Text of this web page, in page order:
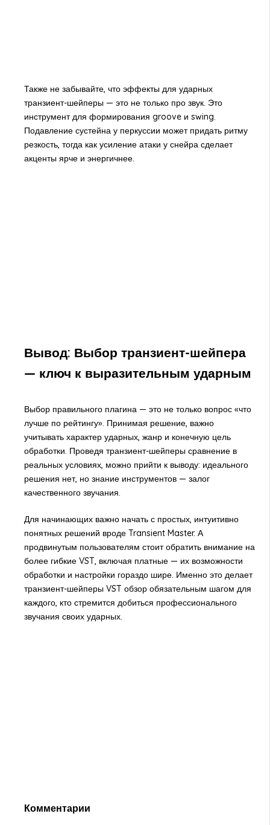
Также не забывайте, что эффекты для ударных
транзиент-шейперы — это не только про звук. Это
инструмент для формирования groove и swing.
Подавление сустейна у перкуссии может придать ритму
резкость, тогда как усиление атаки у снейра сделает
акценты ярче и энергичнее.
Вывод: Выбор транзиент-шейпера
— ключ к выразительным ударным
Выбор правильного плагина — это не только вопрос «что
лучше по рейтингу». Принимая решение, важно
учитывать характер ударных, жанр и конечную цель
обработки. Проведя транзиент-шейперы сравнение в
реальных условиях, можно прийти к выводу: идеального
решения нет, но знание инструментов — залог
качественного звучания.
Для начинающих важно начать с простых, интуитивно
понятных решений вроде Transient Master. А
продвинутым пользователям стоит обратить внимание на
более гибкие VST, включая платные — их возможности
обработки и настройки гораздо шире. Именно это делает
транзиент-шейперы VST обзор обязательным шагом для
каждого, кто стремится добиться профессионального
звучания своих ударных.
Комментарии